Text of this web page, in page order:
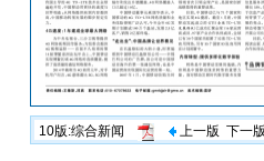
10版:综合新闻 上一版 下一版